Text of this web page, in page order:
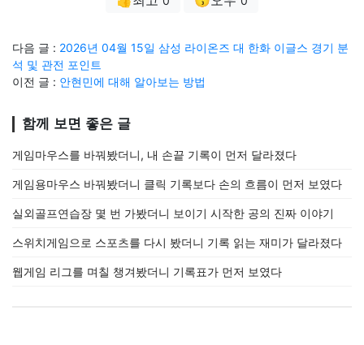
다음 글 : 2026년 04월 15일 삼성 라이온즈 대 한화 이글스 경기 분
석 및 관전 포인트
이전 글 : 안현민에 대해 알아보는 방법
함께 보면 좋은 글
게임마우스를 바꿔봤더니, 내 손끝 기록이 먼저 달라졌다
게임용마우스 바꿔봤더니 클릭 기록보다 손의 흐름이 먼저 보였다
실외골프연습장 몇 번 가봤더니 보이기 시작한 공의 진짜 이야기
스위치게임으로 스포츠를 다시 봤더니 기록 읽는 재미가 달라졌다
웹게임 리그를 며칠 챙겨봤더니 기록표가 먼저 보였다